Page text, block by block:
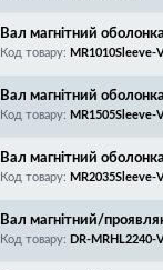
Вал магнітний
P2900/3000/FAX-L100/
Код товару: MR1010Sleeve-
Вал магнітний
1214/1217/1120/
5A/Canon 712/713/
Код товару: MR1505Sleeve-
Вал магнітний
10/6650/6670/6680/
Код товару: MR2035Sleeve-
Вал магнітний/
N2235
Код товару: DR-MRHL2240-